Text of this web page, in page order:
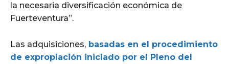
la necesaria diversificación económica de
Fuerteventura”.
Las adquisiciones, basadas en el procedimiento
de expropiación iniciado por el Pleno del